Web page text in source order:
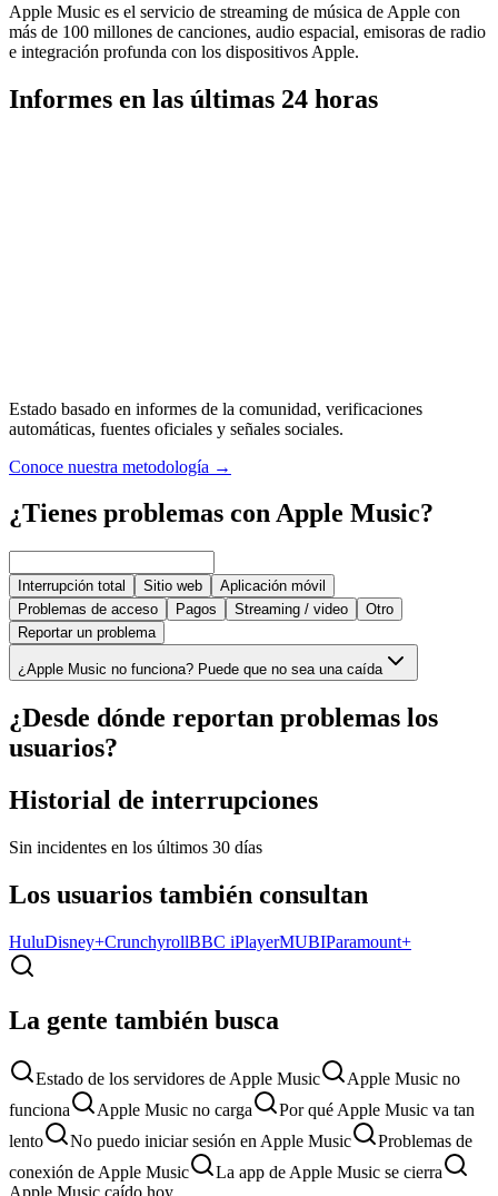
Apple Music es el servicio de streaming de música de Apple con
más de 100 millones de canciones, audio espacial, emisoras de radio
e integración profunda con los dispositivos Apple.
Informes en las últimas 24 horas
Estado basado en informes de la comunidad, verificaciones
automáticas, fuentes oficiales y señales sociales.
Conoce nuestra metodología →
¿Tienes problemas con Apple Music?
Interrupción total Sitio web
Aplicación móvil
Problemas de acceso
Pagos Streaming / video
Otro
Reportar un problema
¿Apple Music no funciona? Puede que no sea una caída
¿Desde dónde reportan problemas los
usuarios?
Historial de interrupciones
Sin incidentes en los últimos 30 días
Los usuarios también consultan
HuluDisney+CrunchyrollBBC iPlayerMUBIParamount+
La gente también busca
Estado de los servidores de Apple Music
Apple Music no
funciona
Apple Music no carga
Por qué Apple Music va tan
lento
No puedo iniciar sesión en Apple Music
Problemas de
conexión de Apple Music
La app de Apple Music se cierra
Apple Music caído hoy